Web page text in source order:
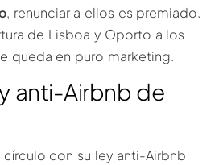
, renunciar a ellos es premiado.
de Lisboa y Oporto a los
queda en puro marketing.
anti-Airbnb de
con su ley anti-Airbnb